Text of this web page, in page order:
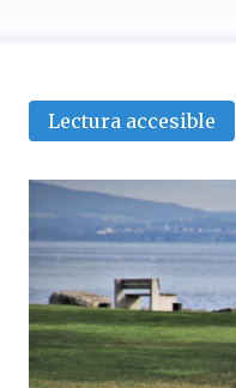
Lectura accesible